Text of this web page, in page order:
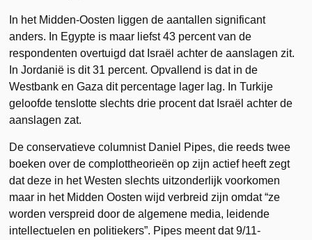
In het Midden-Oosten liggen de aantallen significant
anders. In Egypte is maar liefst 43 percent van de
respondenten overtuigd dat Israël achter de aanslagen zit.
In Jordanië is dit 31 percent. Opvallend is dat in de
Westbank en Gaza dit percentage lager lag. In Turkije
geloofde tenslotte slechts drie procent dat Israël achter de
aanslagen zat.
De conservatieve columnist Daniel Pipes, die reeds twee
boeken over de complottheorieën op zijn actief heeft zegt
dat deze in het Westen slechts uitzonderlijk voorkomen
maar in het Midden Oosten wijd verbreid zijn omdat “ze
worden verspreid door de algemene media, leidende
intellectuelen en politiekers”. Pipes meent dat 9/11-